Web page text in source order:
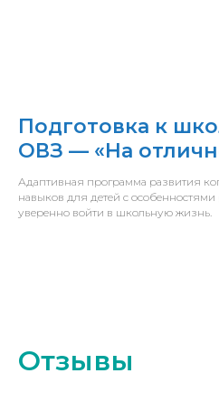
Подготовка к
ОВЗ — «На
Адаптивная программа развития
навыков для детей с
уверенно войти в школьную жизнь.
Отзывы